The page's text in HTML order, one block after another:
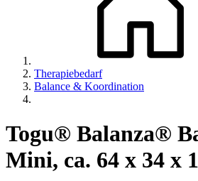
Therapiebedarf
Balance & Koordination
Togu® Balanza®
Mini, ca. 64 x 34 x